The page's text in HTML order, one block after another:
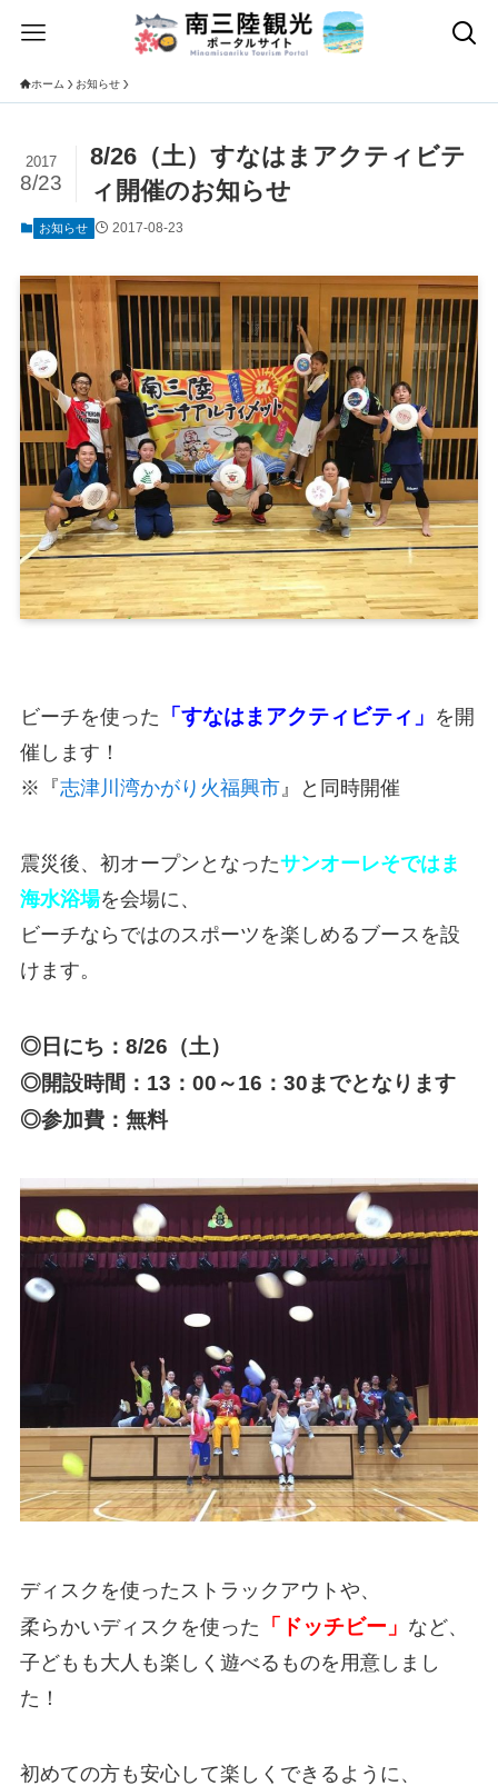
ホーム お知らせ
8/26（土）すなはまアクティビテ
ィ開催のお知らせ
2017
8/23
お知らせ 2017-08-23
ビーチを使った 「すなはまアクティビティ」 を開
催します！
※『志津川湾かがり火福興市』と同時開催
震災後、初オープンとなったサンオーレそではま
海水浴場を会場に、
ビーチならではのスポーツを楽しめるブースを設
けます。
◎日にち：8/26（土）
◎開設時間：13：00～16：30までとなります
◎参加費：無料
ディスクを使ったストラックアウトや、
柔らかいディスクを使った
「ドッチビー」 など、
子どもも大人も楽しく遊べるものを用意しまし
た！
初めての方も安心して楽しくできるように、